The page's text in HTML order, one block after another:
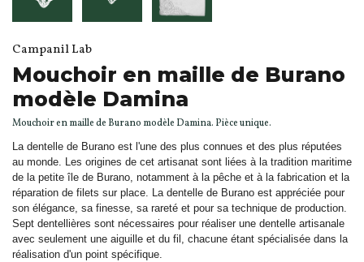
Campanil Lab
Mouchoir en maille de Burano
modèle Damina
Mouchoir en maille de Burano modèle Damina. Pièce unique.
La dentelle de Burano est l'une des plus connues et des plus réputées
au monde. Les origines de cet artisanat sont liées à la tradition maritime
de la petite île de Burano, notamment à la pêche et à la fabrication et la
réparation de filets sur place. La dentelle de Burano est appréciée pour
son élégance, sa finesse, sa rareté et pour sa technique de production.
Sept dentellières sont nécessaires pour réaliser une dentelle artisanale
avec seulement une aiguille et du fil, chacune étant spécialisée dans la
réalisation d'un point spécifique.